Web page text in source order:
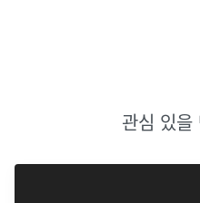
관심 있을